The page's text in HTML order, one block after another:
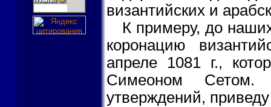
византийских и
К примеру, до
коронацию
апреле 1081 г.,
Симеоном Сетом.
утверждений,